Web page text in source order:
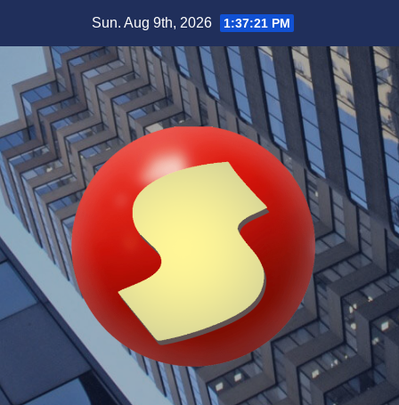
content
Sun. Aug 9th, 2026 1:37:22 PM